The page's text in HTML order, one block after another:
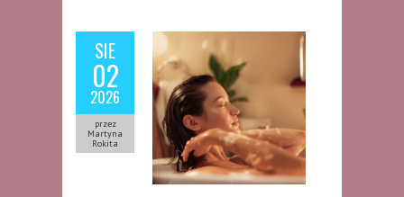
SIE
02
2026
przez
Martyna
Rokita